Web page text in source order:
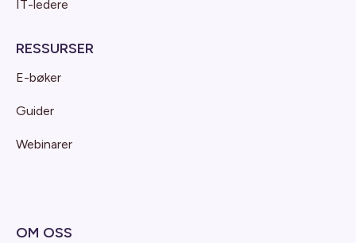
IT-ledere
RESSURSER
E-bøker
Guider
Webinarer
OM OSS